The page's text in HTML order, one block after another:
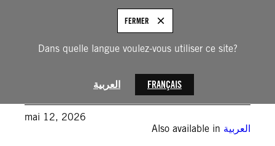
Dans quelle langue voulez-vous utiliser ce site?
العربية FRANÇAIS
FERMER
mai 12, 2026
Also available in العربية